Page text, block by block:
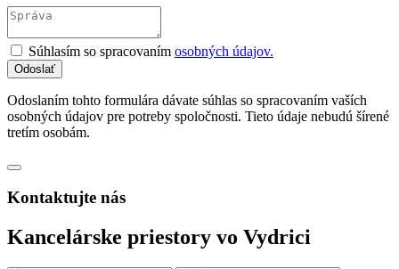
Súhlasím so spracovaním osobných údajov.
Odoslaním tohto formulára dávate súhlas so spracovaním vaších
osobných údajov pre potreby spoločnosti. Tieto údaje nebudú šírené
tretím osobám.
Kontaktujte nás
Kancelárske priestory vo Vydrici